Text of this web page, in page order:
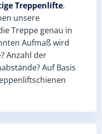
Treppenlifte.
unsere
Treppe genau in
Aufmaß wird
Anzahl der
Auf Basis